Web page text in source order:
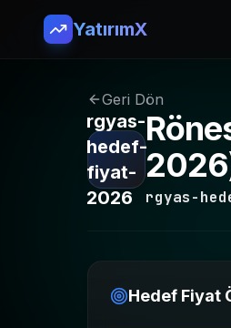
YatırımX
Geri Dön
rgyas-
hedef-
fiyat-
2026
2026
rgyas-
Hedef Fiyat